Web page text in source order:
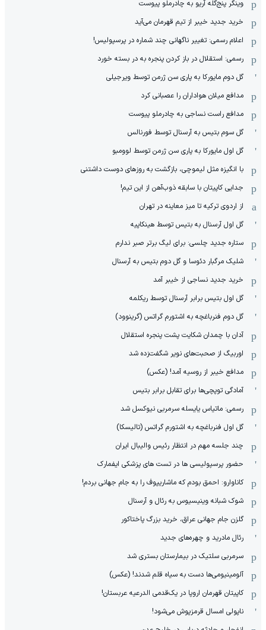
وینگر پنج‌گله آریو به چادرملو پیوست
خرید جدید خیبر از تیم قهرمان می‌آید
اعلام رسمی: تغییر ناگهانی چند شماره در پرسپولیس!
رسمی: استقلال در باز کردن پنجره به در بسته خورد
گل دوم مایورکا به پاری سن ژرمن توسط ویرجیلی
مدافع میلان هواداران را عصبانی کرد
مدافع راست نساجی به چادرملو پیوست
گل سوم بتیس به آرسنال توسط فورنالس
گل اول مایورکا به پاری سن ژرمن توسط لوومبو
با انگیزه مثل لیموچی، بازگشت به روزهای دوست داشتنی
جدایی کاپیتان با سابقه ذوب‌آهن از این تیم!
از اردوی ترکیه تا میز معاینه در تهران
گل اول آرسنال به بتیس توسط هینکاپیه
ستاره جدید چلسی: برای لیگ برتر صبر ندارم
شلیک مرگبار دئوسا و گل دوم بتیس به آرسنال
خرید جدید نساجی از خیبر آمد
گل اول بتیس برابر آرسنال توسط ریکلمه
گل دوم فنرباغچه به اشتورم گراتس (گرینوود)
آدان با چمدان شکایت پشت پنجره استقلال
اوربیگ از صحبت‌های نویر شگفت‌زده شد
مدافع خیبر از روسیه آمد! (عکس)
آمادگی توپچی‌ها برای تقابل برابر بتیس
رسمی: ماتیاس یایسله سرمربی نیوکسل شد
گل اول فنرباغچه به اشتورم گراتس (تالیسکا)
چند جلسه مهم در انتظار رئیس والیبال ایران
حضور پرسپولیسی ها در تست های پزشکی ایفمارک
کاناوارو: احمق بودم که ماشاریپوف را به جام جهانی بردم!
شوک شبانه وینیسیوس به رئال و آرسنال
گلزن جام جهانی عراق، خرید بزرگ پاختاکور
رئال مادرید و چهره‌های جدید
سرمربی سلتیک در بیمارستان بستری شد
آلومینیومی‌ها دست به سیاه قلم شدند! (عکس)
کاپیتان قهرمان اروپا در یک‌قدمی الدرعیه عربستان!
ناپولی امسال قرمزپوش می‌شود!